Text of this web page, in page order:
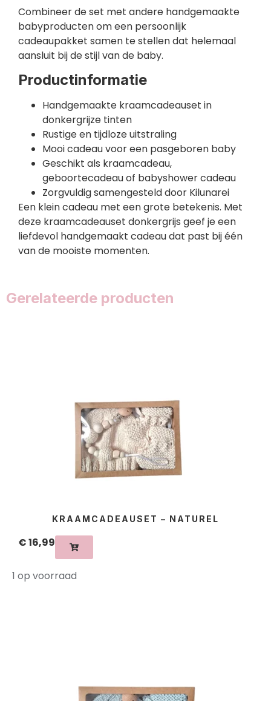
Combineer de set met andere handgemaakte
babyproducten om een persoonlijk
cadeaupakket samen te stellen dat helemaal
aansluit bij de stijl van de baby.
Productinformatie
Handgemaakte kraamcadeauset in
donkergrijze tinten
Rustige en tijdloze uitstraling
Mooi cadeau voor een pasgeboren baby
Geschikt als kraamcadeau,
geboortecadeau of babyshower cadeau
Zorgvuldig samengesteld door Kilunarei
Een klein cadeau met een grote betekenis. Met
deze kraamcadeauset donkergrijs geef je een
liefdevol handgemaakt cadeau dat past bij één
van de mooiste momenten.
Gerelateerde producten
KRAAMCADEAUSET – NATUREL
€16,99
1 op voorraad